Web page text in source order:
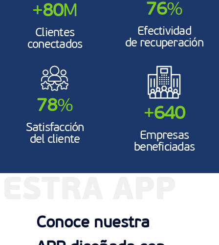
+89M
Clientes
conectados
84%
Efectividad
de recuperación
87%
Satisfacción
del cliente
+709
Empresas
beneficiadas
Conoce nuestra